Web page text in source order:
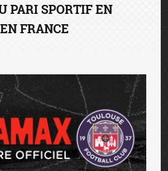
PARI SPORTIF EN
FRANCE